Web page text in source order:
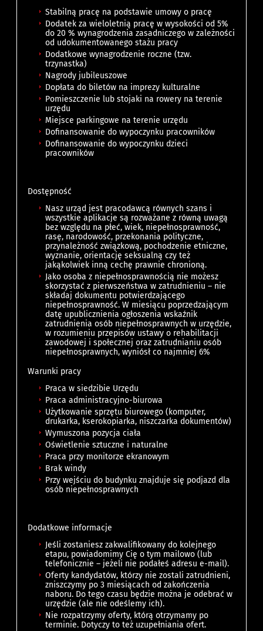
Stabilną pracę na podstawie umowy o pracę
Dodatek za wieloletnią pracę w wysokości od 5%
do 20 % wynagrodzenia zasadniczego w zależności
od udokumentowanego stażu pracy
Dodatkowe wynagrodzenie roczne (tzw.
trzynastka)
Nagrody jubileuszowe
Dopłata do biletów na imprezy kulturalne
Pomieszczenie lub stojaki na rowery na terenie
urzędu
Miejsce parkingowe na terenie urzędu
Dofinansowanie do wypoczynku pracowników
Dofinansowanie do wypoczynku dzieci
pracowników
Dostępność
Nasz urząd jest pracodawcą równych szans i
wszystkie aplikacje są rozważane z równą uwagą
bez względu na płeć, wiek, niepełnosprawność,
rasę, narodowość, przekonania polityczne,
przynależność związkową, pochodzenie etniczne,
wyznanie, orientację seksualną czy też
jakąkolwiek inną cechę prawnie chronioną.
Jako osoba z niepełnosprawnością nie możesz
skorzystać z pierwszeństwa w zatrudnieniu – nie
składaj dokumentu potwierdzającego
niepełnosprawność. W miesiącu poprzedzającym
datę upublicznienia ogłoszenia wskaźnik
zatrudnienia osób niepełnosprawnych w urzędzie,
w rozumieniu przepisów ustawy o rehabilitacji
zawodowej i społecznej oraz zatrudnianiu osób
niepełnosprawnych, wyniósł co najmniej 6%
Warunki pracy
Praca w siedzibie Urzędu
Praca administracyjno-biurowa
Użytkowanie sprzętu biurowego (komputer,
drukarka, kserokopiarka, niszczarka dokumentów)
Wymuszona pozycja ciała
Oświetlenie sztuczne i naturalne
Praca przy monitorze ekranowym
Brak windy
Przy wejściu do budynku znajduje się podjazd dla
osób niepełnosprawnych
Dodatkowe informacje
Jeśli zostaniesz zakwalifikowany do kolejnego
etapu, powiadomimy Cię o tym mailowo (lub
telefonicznie – jeżeli nie podałeś adresu e-mail).
Oferty kandydatów, którzy nie zostali zatrudnieni,
zniszczymy po 3 miesiącach od zakończenia
naboru. Do tego czasu będzie można je odebrać w
urzędzie (ale nie odeślemy ich).
Nie rozpatrzymy oferty, którą otrzymamy po
terminie. Dotyczy to też uzupełniania ofert.